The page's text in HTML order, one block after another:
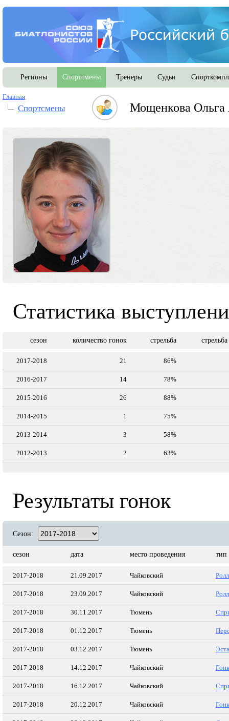
Регионы Спортсмены Тренеры Судьи
Главная
Спортсмены Мощенкова Ольга
Статистика
сезон количество гонок стрельба
2017-2018 21 86%
2016-2017 14 78%
2015-2016 26 88%
2014-2015 1 75%
2013-2014 3 58%
2012-2013 2 63%
Результаты гонок
Сезон:
сезон дата место проведения тип
2017-2018 21.09.2017 Чайковский
2017-2018 23.09.2017 Чайковский
2017-2018 30.11.2017 Тюмень
2017-2018 01.12.2017 Тюмень
2017-2018 03.12.2017 Тюмень
2017-2018 14.12.2017 Чайковский
2017-2018 16.12.2017 Чайковский
2017-2018 20.12.2017 Чайковский